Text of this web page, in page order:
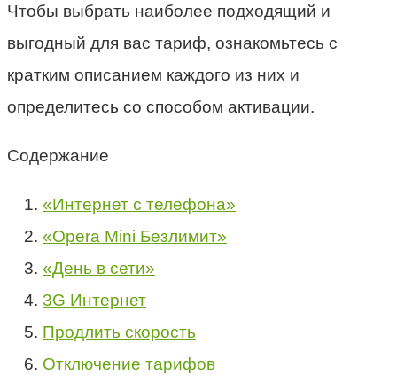
Чтобы выбрать наиболее подходящий и
выгодный для вас тариф, ознакомьтесь с
кратким описанием каждого из них и
определитесь со способом активации.
Содержание
«Интернет с телефона»
«Opera Mini Безлимит»
«День в сети»
3G Интернет
Продлить скорость
Отключение тарифов